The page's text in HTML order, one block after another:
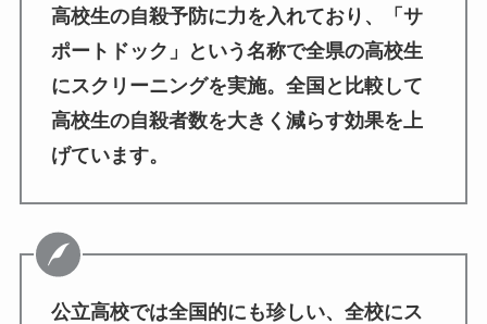
高校生の自殺予防に力を入れており、「サ
ポートドック」という名称で全県の高校生
にスクリーニングを実施。全国と比較して
高校生の自殺者数を大きく減らす効果を上
げています。
公立高校では全国的にも珍しい、全校にス